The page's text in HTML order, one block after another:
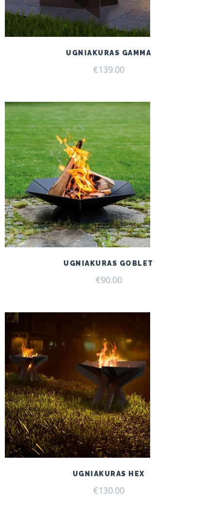
UGNIAKURAS GAMMA
€139.00
UGNIAKURAS GOBLET
€90.00
UGNIAKURAS HEX
€130.00